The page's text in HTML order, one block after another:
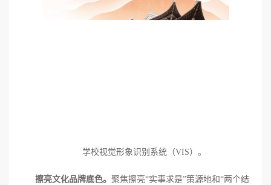
学校视觉形象识别系统（VIS）。
擦亮文化品牌底色。 聚焦擦亮“实事求是”策源地和“两个结